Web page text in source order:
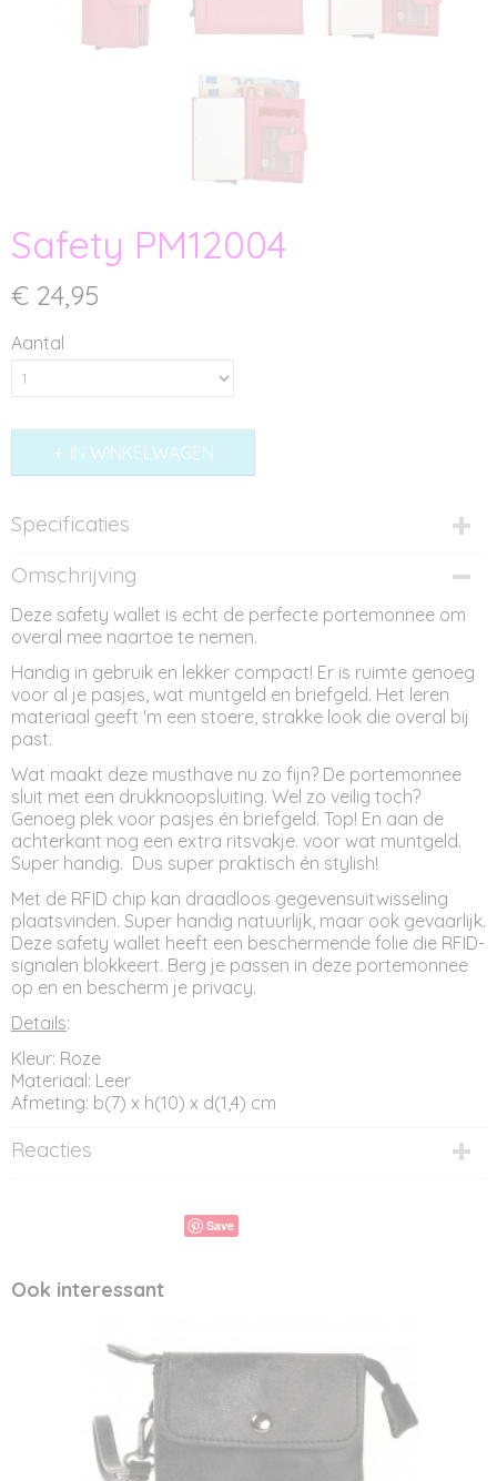
Safety PM12004
€ 24,95
Aantal
IN WINKELWAGEN
Specificaties
Productcode
PM12004
Afmetingen (l,b,h)
7 x 1,40 x 10 cm
Omschrijving
Deze safety wallet is echt de perfecte portemonnee om
overal mee naartoe te nemen.
Handig in gebruik en lekker compact! Er is ruimte genoeg
voor al je pasjes, wat muntgeld en briefgeld. Het leren
materiaal geeft 'm een stoere, strakke look die overal bij
past.
Wat maakt deze musthave nu zo fijn? De portemonnee
sluit met een drukknoopsluiting. Wel zo veilig toch?
Genoeg plek voor pasjes én briefgeld. Top! En aan de
achterkant nog een extra ritsvakje. voor wat muntgeld.
Super handig. Dus super praktisch én stylish!
Met de RFID chip kan draadloos gegevensuitwisseling
plaatsvinden. Super handig natuurlijk, maar ook gevaarlijk.
Deze safety wallet heeft een beschermende folie die RFID-
signalen blokkeert. Berg je passen in deze portemonnee
op en en bescherm je privacy.
Details:
Kleur: Roze
Materiaal: Leer
Afmeting: b(7) x h(10) x d(1,4) cm
Reacties
Save
Ook interessant